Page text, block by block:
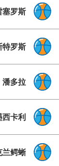
塞罗斯
特罗斯
潘多拉
西卡利
兰鳄蜥